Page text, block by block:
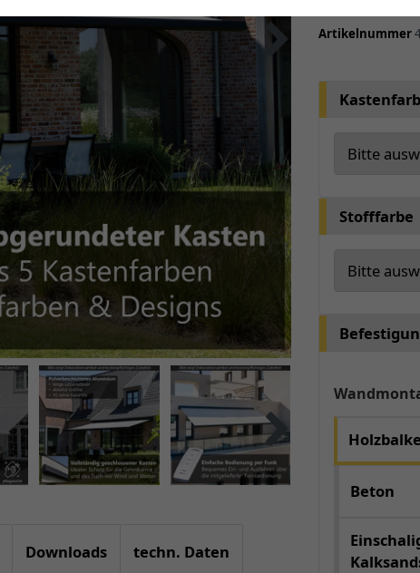
Downloads techn. Daten
Artikelnummer
Stofffarbe
Beton